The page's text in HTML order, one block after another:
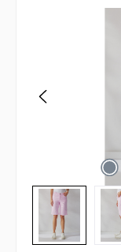
Bildergalerie